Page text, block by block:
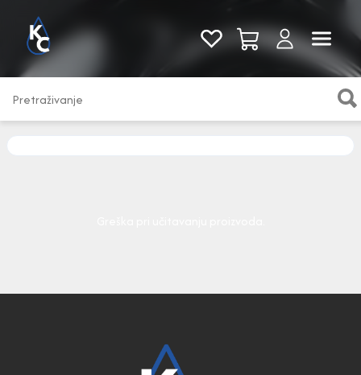
Pogledaj sve